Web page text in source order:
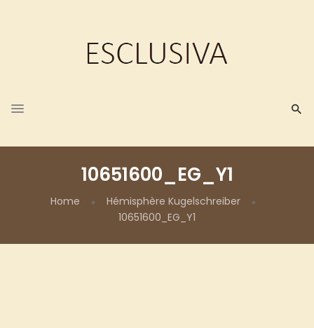
10651600_EG_Y1
Home
Hémisphère Kugelschreiber
10651600_EG_Y1